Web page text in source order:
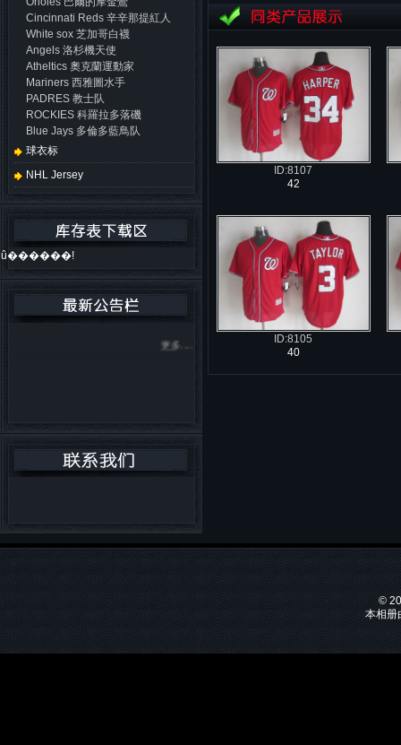
ID:8107
42
ID:8105
40
Cincinnati Reds 辛辛那提紅人
White sox 芝加哥白襪
Angels 洛杉機天使
Atheltics 奧克蘭運動家
Mariners 西雅圖水手
PADRES 教士队
ROCKIES 科羅拉多落磯
Blue Jays 多倫多藍鳥队
球衣标
NHL Jersey
û������!
更多....
©
本相册